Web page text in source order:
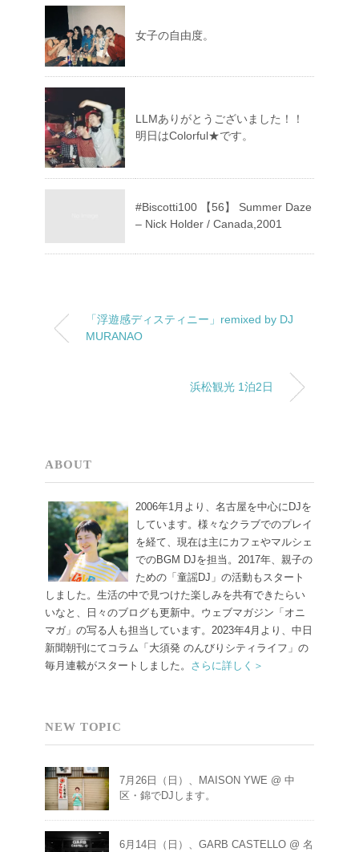
女子の自由度。
LLMありがとうございました！！
明日はColorful★です。
#Biscotti100 【56】 Summer Daze
– Nick Holder / Canada,2001
「浮遊感ディスティニー」remixed by DJ
MURANAO
浜松観光 1泊2日
ABOUT
2006年1月より、名古屋を中心にDJを
しています。様々なクラブでのプレイ
を経て、現在は主にカフェやマルシェ
でのBGM DJを担当。2017年、親子の
ための「童謡DJ」の活動もスタート
しました。生活の中で見つけた楽しみを共有できたらい
いなと、日々のブログも更新中。ウェブマガジン「オニ
マガ」の写る人も担当しています。2023年4月より、中日
新聞朝刊にてコラム「大須発 のんびりシティライフ」の
毎月連載がスタートしました。 さらに詳しく＞
NEW TOPIC
7月26日（日）、MAISON YWE @ 中
区・錦でDJします。
6月14日（日）、GARB CASTELLO @ 名